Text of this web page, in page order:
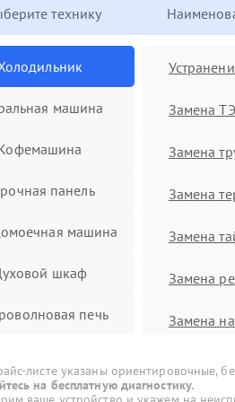
технику
машина
панель
машина
шкаф
печь
машина
Замена
Замена
Замена
Замена
Замена
Замена
Замена
листе указаны ориентировочные,
на бесплатную диагностику.